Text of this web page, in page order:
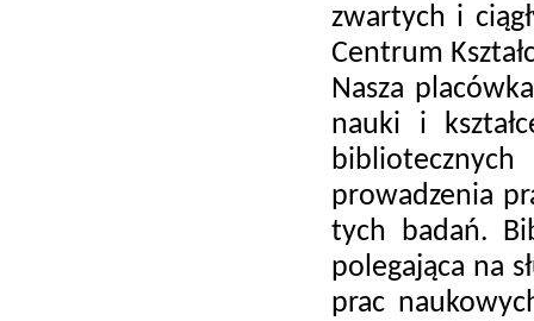
zwartych i
Centrum
Nasza
nauki i
prowadzenia
tych badań.
polegająca na
prac